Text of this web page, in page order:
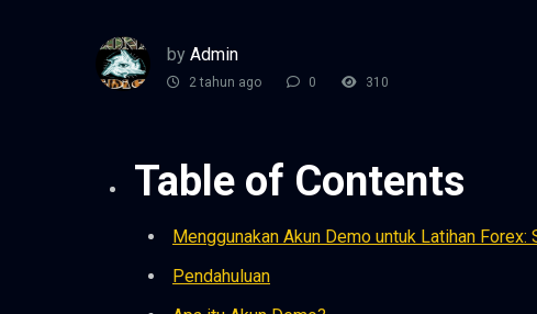
by Admin
2 tahun ago 0 310
Table of Contents
Menggunakan Akun Demo untuk Latihan Forex:
Pendahuluan